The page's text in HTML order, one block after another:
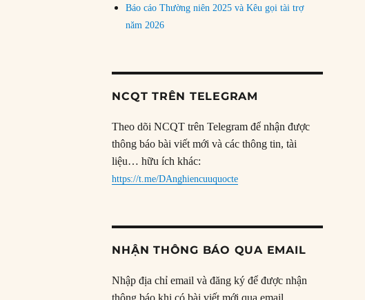
Báo cáo Thường niên 2025 và Kêu gọi tài trợ
năm 2026
NCQT TRÊN TELEGRAM
Theo dõi NCQT trên Telegram để nhận được
thông báo bài viết mới và các thông tin, tài
liệu… hữu ích khác:
https://t.me/DAnghiencuuquocte
NHẬN THÔNG BÁO QUA EMAIL
Nhập địa chỉ email và đăng ký để được nhận